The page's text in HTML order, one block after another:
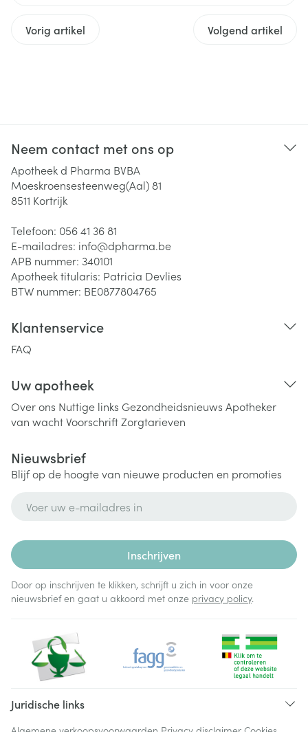
Vorig artikel Volgend artikel
Neem contact met ons op
Apotheek d Pharma BVBA
Moeskroensesteenweg(Aal) 81
8511 Kortrijk
Telefoon: 056 41 36 81
E-mailadres: info@dpharma.be
APB nummer: 340101
Apotheek titularis: Patricia Devlies
BTW nummer: BE0877804765
Klantenservice
FAQ
Uw apotheek
Over ons Nuttige links Gezondheidsnieuws Apotheker
van wachtVoorschriftZorgtarieven
Nieuwsbrief
Blijf op de hoogte van nieuwe producten en promoties
Inschrijven
Door op inschrijven te klikken, schrijft u zich in voor onze
nieuwsbrief en gaat u akkoord met onze privacy policy.
Juridische links